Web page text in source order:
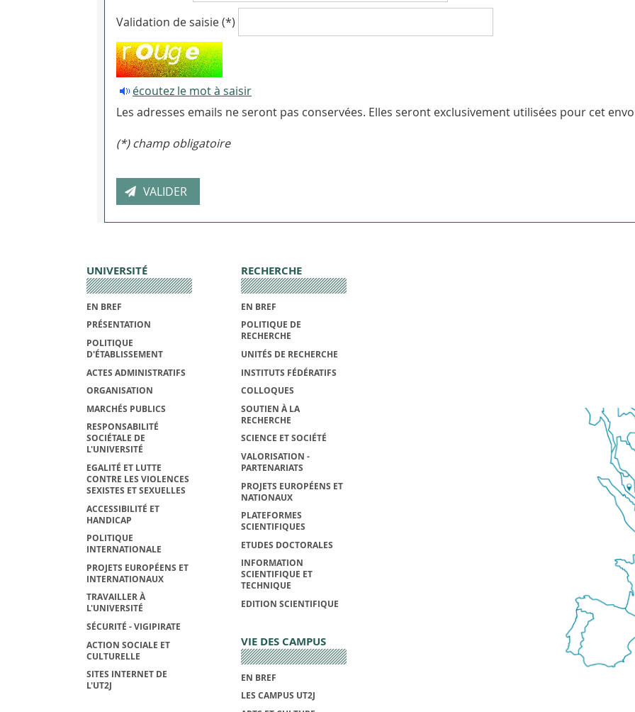
Validation de saisie (*)
écoutez le mot à saisir
Les adresses emails ne seront pas conservées. Elles seront exclusivement utilisées pour cet
(*) champ obligatoire
UNIVERSITÉ
EN BREF
PRÉSENTATION
POLITIQUE
D'ÉTABLISSEMENT
ACTES ADMINISTRATIFS
ORGANISATION
MARCHÉS PUBLICS
RESPONSABILITÉ
SOCIÉTALE DE
L'UNIVERSITÉ
EGALITÉ ET LUTTE
CONTRE LES VIOLENCES
SEXISTES ET SEXUELLES
ACCESSIBILITÉ ET
HANDICAP
POLITIQUE
INTERNATIONALE
PROJETS EUROPÉENS ET
INTERNATIONAUX
TRAVAILLER À
L'UNIVERSITÉ
SÉCURITÉ - VIGIPIRATE
ACTION SOCIALE ET
CULTURELLE
SITES INTERNET DE
L'UT2J
RECHERCHE
EN BREF
POLITIQUE DE
RECHERCHE
UNITÉS DE RECHERCHE
INSTITUTS FÉDÉRATIFS
COLLOQUES
SOUTIEN À LA
RECHERCHE
SCIENCE ET SOCIÉTÉ
VALORISATION -
PARTENARIATS
PROJETS EUROPÉENS ET
NATIONAUX
PLATEFORMES
SCIENTIFIQUES
ETUDES DOCTORALES
INFORMATION
SCIENTIFIQUE ET
TECHNIQUE
EDITION SCIENTIFIQUE
VIE DES CAMPUS
EN BREF
LES CAMPUS UT2J